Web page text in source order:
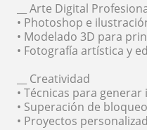
__ Arte Digital
• Photoshop e
• Modelado 3D para
• Fotografía artística y
__ Creatividad
• Técnicas para
• Superación de
• Proyectos